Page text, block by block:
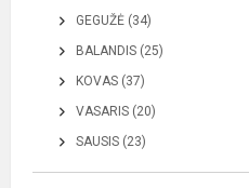
GEGUŽĖ (34)
BALANDIS (25)
KOVAS (37)
VASARIS (20)
SAUSIS (23)